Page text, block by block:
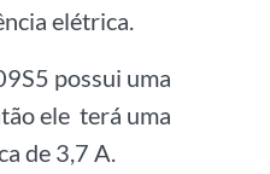
elétrica.
possui uma
ele terá uma
de 3,7 A.